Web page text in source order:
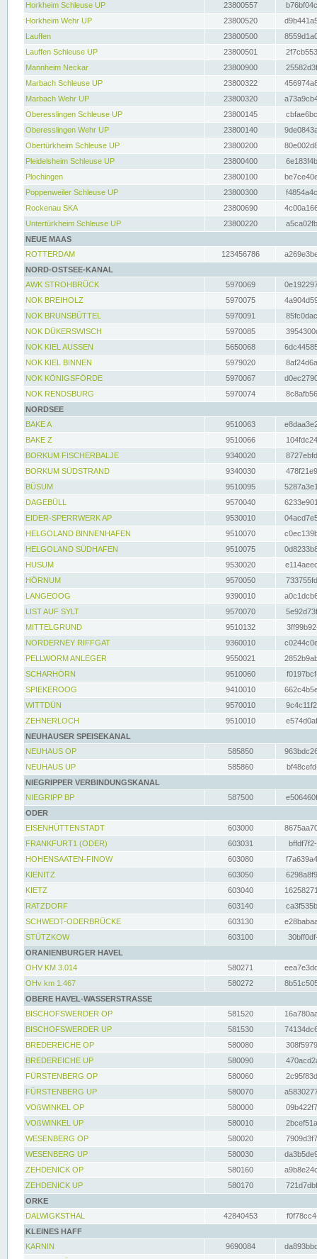
Horkheim Schleuse UP
23800557
Horkheim Wehr UP
23800520
Lauffen
23800500
Lauffen Schleuse UP
23800501
Mannheim Neckar
23800900
Marbach Schleuse UP
23800322
Marbach Wehr UP
23800320
Oberesslingen Schleuse UP
23800145
Oberesslingen Wehr UP
23800140
Obertürkheim Schleuse UP
23800200
Pleidelsheim Schleuse UP
23800400
Plochingen
23800100
Poppenweiler Schleuse UP
23800300
Rockenau SKA
23800690
Untertürkheim Schleuse UP
23800220
NEUE MAAS
ROTTERDAM
123456786
NORD-OSTSEE-KANAL
AWK STROHBRÜCK
5970069
NOK BREIHOLZ
5970075
NOK BRUNSBÜTTEL
5970091
NOK DÜKERSWISCH
5970085
NOK KIEL AUSSEN
5650068
NOK KIEL BINNEN
5979020
NOK KÖNIGSFÖRDE
5970067
NOK RENDSBURG
5970074
NORDSEE
BAKE A
9510063
BAKE Z
9510066
BORKUM FISCHERBALJE
9340020
BORKUM SÜDSTRAND
9340030
BÜSUM
9510095
DAGEBÜLL
9570040
EIDER-SPERRWERK AP
9530010
HELGOLAND BINNENHAFEN
9510070
HELGOLAND SÜDHAFEN
9510075
HUSUM
9530020
HÖRNUM
9570050
LANGEOOG
9390010
LIST AUF SYLT
9570070
MITTELGRUND
9510132
NORDERNEY RIFFGAT
9360010
PELLWORM ANLEGER
9550021
SCHARHÖRN
9510060
SPIEKEROOG
9410010
WITTDÜN
9570010
ZEHNERLOCH
9510010
NEUHAUSER SPEISEKANAL
NEUHAUS OP
585850
NEUHAUS UP
585860
NIEGRIPPER VERBINDUNGSKANAL
NIEGRIPP BP
587500
ODER
EISENHÜTTENSTADT
603000
FRANKFURT1 (ODER)
603031
HOHENSAATEN-FINOW
603080
KIENITZ
603050
KIETZ
603040
RATZDORF
603140
SCHWEDT-ODERBRÜCKE
603130
STÜTZKOW
603100
ORANIENBURGER HAVEL
OHV KM 3.014
580271
OHv km 1.467
580272
OBERE HAVEL-WASSERSTRASSE
BISCHOFSWERDER OP
581520
BISCHOFSWERDER UP
581530
BREDEREICHE OP
580080
BREDEREICHE UP
580090
FÜRSTENBERG OP
580060
FÜRSTENBERG UP
580070
VOßWINKEL OP
580000
VOßWINKEL UP
580010
WESENBERG OP
580020
WESENBERG UP
580030
ZEHDENICK OP
580160
ZEHDENICK UP
580170
ORKE
DALWIGKSTHAL
42840453
KLEINES HAFF
KARNIN
9690084